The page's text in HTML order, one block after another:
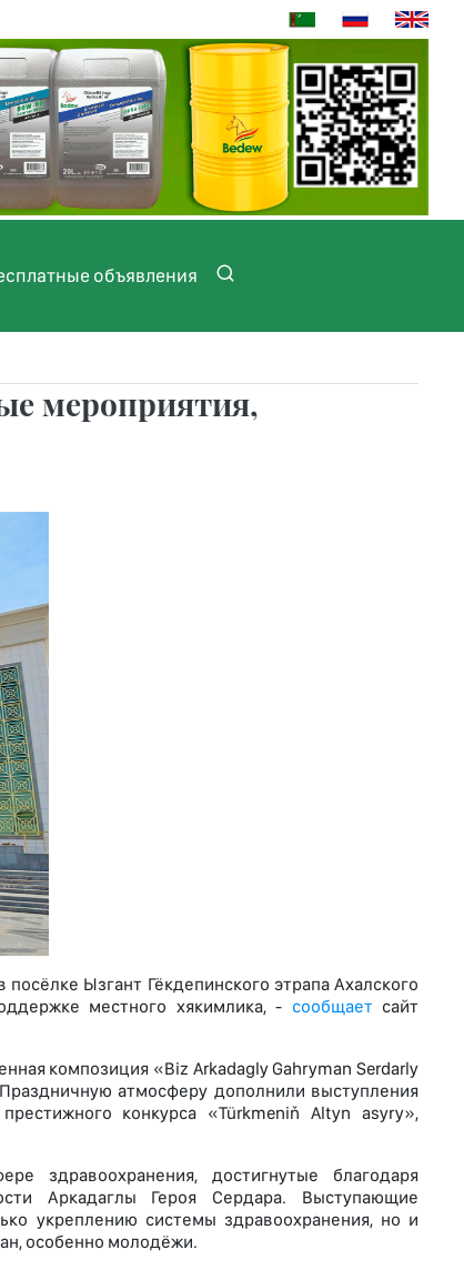
объявления
мероприятия,
Ызгант Гёкдепинского этрапа Ахалского
местного хякимлика, - сообщаетсайт
композиция «Biz Arkadagly Gahryman Serdarly
атмосферу дополнили выступления
конкурса «Türkmeniň Altyn asyry»,
здравоохранения, достигнутые благодаря
Аркадаглы Героя Сердара. Выступающие
укреплению системы здравоохранения, но и
особенно молодёжи.